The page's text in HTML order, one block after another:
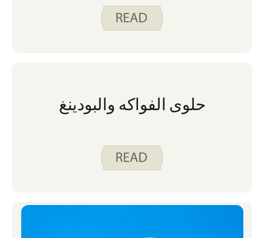
حلوى الفواكه والبودينغ